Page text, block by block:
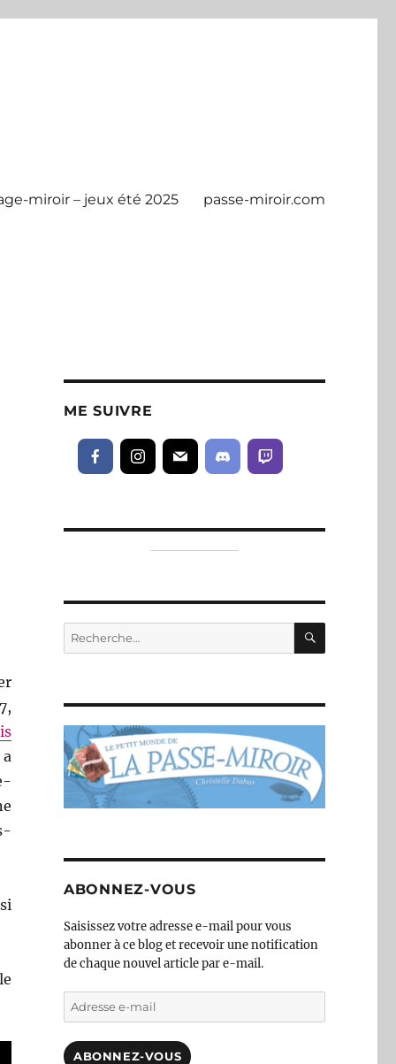
miroir – jeux été 2025 passe-miroir.com
ME SUIVRE
Recherche
pour :
ABONNEZ-VOUS
Saisissez votre adresse e-mail pour vous
abonner à ce blog et recevoir une notification
de chaque nouvel article par e-mail.
Adresse
e-
ABONNEZ-VOUS